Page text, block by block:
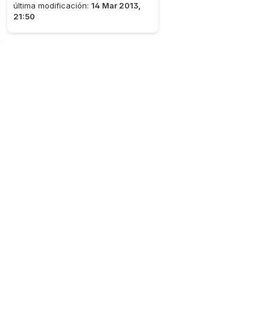
última modificación: 14 Mar 2013,
21:50